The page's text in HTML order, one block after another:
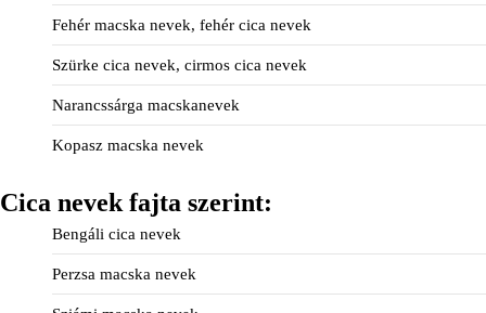
Fehér macska nevek, fehér cica nevek
Szürke cica nevek, cirmos cica nevek
Narancssárga macskanevek
Kopasz macska nevek
Cica nevek fajta szerint:
Bengáli cica nevek
Perzsa macska nevek